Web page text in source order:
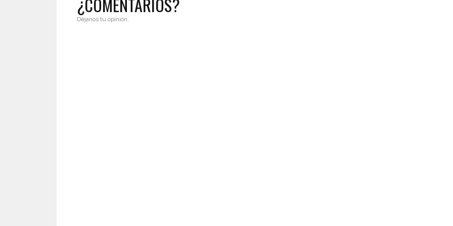
Déjanos tu opinión.